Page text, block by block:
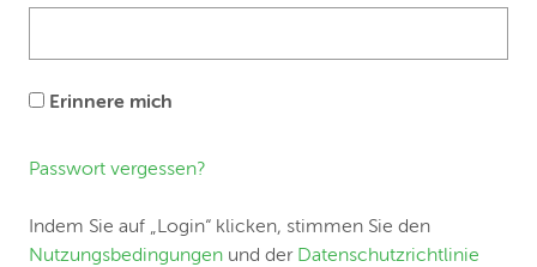
Erinnere mich
Passwort vergessen?
Indem Sie auf „Login“ klicken, stimmen Sie den
Nutzungsbedingungen und der Datenschutzrichtlinie